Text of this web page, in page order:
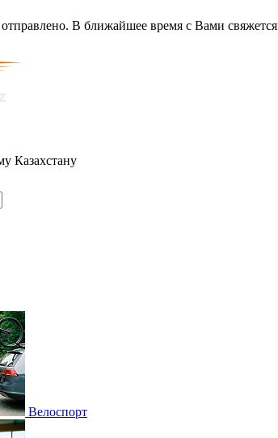
В ближайшее время с Вами
Казахстану
Велоспорт